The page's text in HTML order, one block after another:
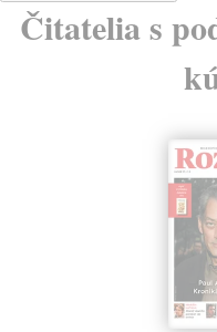
Čitatelia s